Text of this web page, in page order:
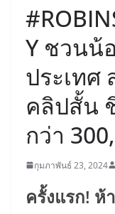
Y ชวนน้
ประเทศ
คลิปสั้น
กว่า
กุมภาพันธ์ 23, 2024
ครั้งแรก! ห้